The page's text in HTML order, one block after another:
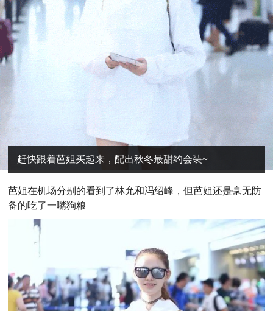
赶快跟着芭姐买起来，配出秋冬最甜约会装~
芭姐在机场分别的看到了林允和冯绍峰，但芭姐还是毫无防
备的吃了一嘴狗粮